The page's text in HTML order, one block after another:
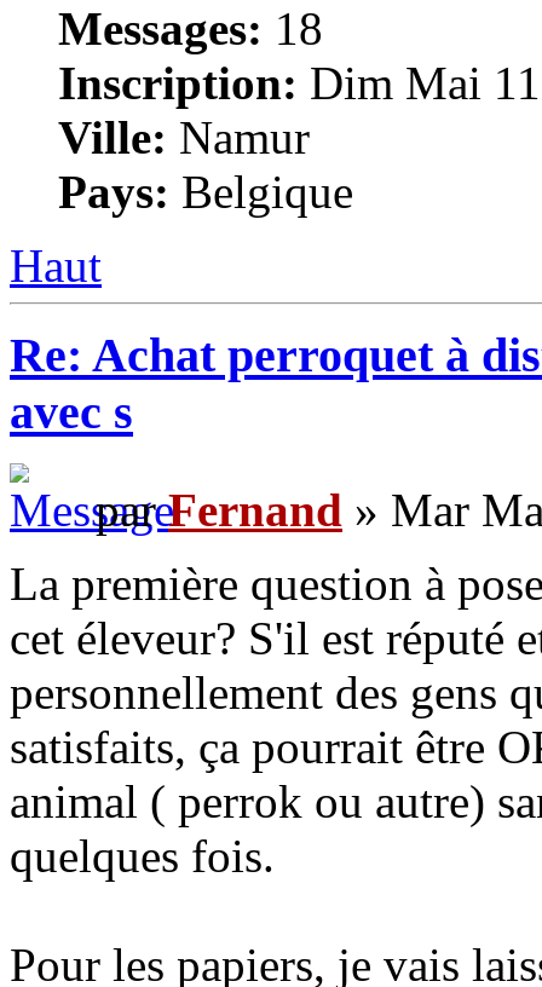
Messages: 18
Inscription: Dim Mai
Ville: Namur
Pays: Belgique
Haut
Re: Achat perroquet à
avec s
parFernand » Mar
La première question à
cet éleveur? S'il est réputé
personnellement des gens
satisfaits, ça pourrait être
animal ( perrok ou autre)
quelques fois.
Pour les papiers, je vais